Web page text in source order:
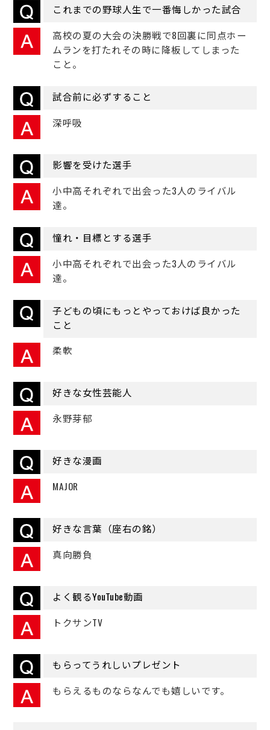
これまでの野球人生で一番悔しかった試合
高校の夏の大会の決勝戦で8回裏に同点ホー
ムランを打たれその時に降板してしまった
こと。
試合前に必ずすること
深呼吸
影響を受けた選手
小中高それぞれで出会った3人のライバル
達。
憧れ・目標とする選手
小中高それぞれで出会った3人のライバル
達。
子どもの頃にもっとやっておけば良かった
こと
柔軟
好きな女性芸能人
永野芽郁
好きな漫画
MAJOR
好きな言葉（座右の銘）
真向勝負
よく観るYouTube動画
トクサンTV
もらってうれしいプレゼント
もらえるものならなんでも嬉しいです。